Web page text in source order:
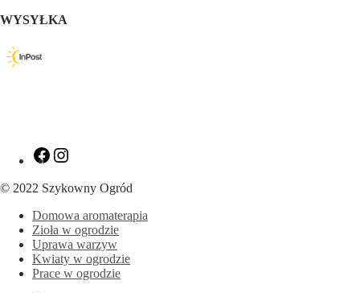
WYSYŁKA
Zobacz
nasz
profil
na na
Instagramie
© 2022 Szykowny Ogród
Domowa aromaterapia
Zioła w ogrodzie
Uprawa warzyw
Kwiaty w ogrodzie
Prace w ogrodzie